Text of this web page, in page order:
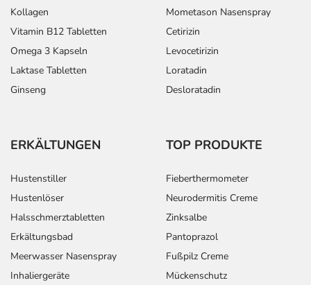
Kollagen
Vitamin B12 Tabletten
Omega 3 Kapseln
Laktase Tabletten
Ginseng
Mometason Nasenspray
Cetirizin
Levocetirizin
Loratadin
Desloratadin
ERKÄLTUNGEN
Hustenstiller
Hustenlöser
Halsschmerztabletten
Erkältungsbad
Meerwasser Nasenspray
Inhaliergeräte
TOP PRODUKTE
Fieberthermometer
Neurodermitis Creme
Zinksalbe
Pantoprazol
Fußpilz Creme
Mückenschutz